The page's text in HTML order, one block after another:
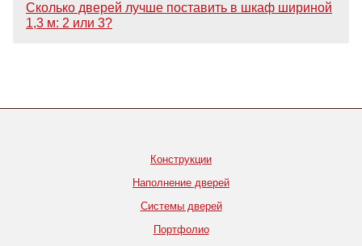
Сколько дверей лучше поставить в шкаф шириной
1,3 м: 2 или 3?
Конструкции
Наполнение дверей
Системы дверей
Портфолио